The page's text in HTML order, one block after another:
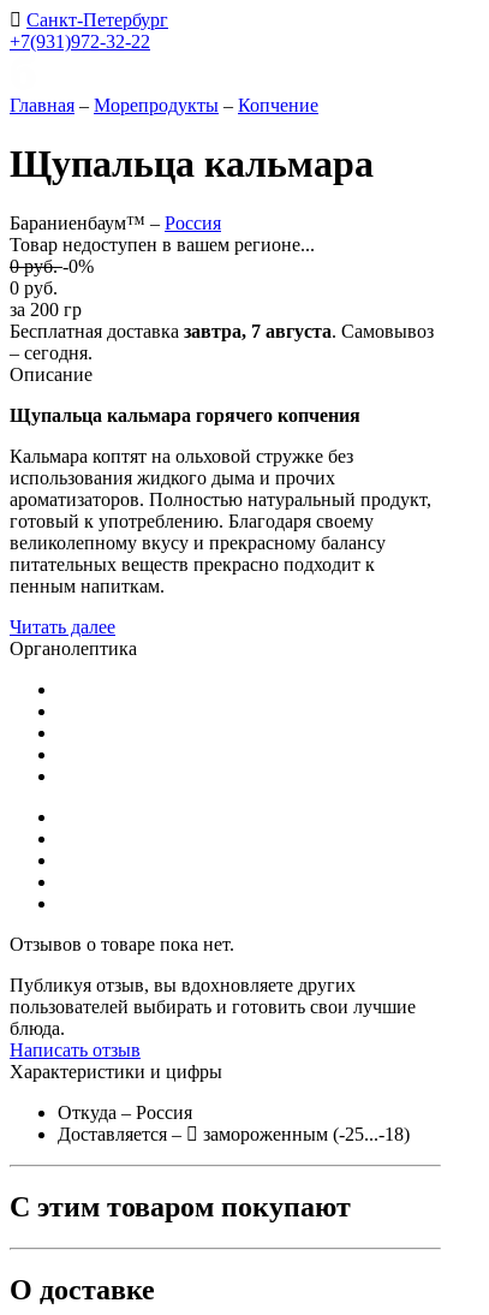
Санкт-Петербург
+7(931)972-32-22
Главная – Морепродукты – Копчение
Щупальца кальмара
Бараниенбаум™ – Россия
Товар недоступен в вашем регионе...
0руб.-0%
0 руб.
за 200 гр
Бесплатная доставка завтра, 7 августа. Самовывоз
– сегодня.
Описание
Щупальца кальмара горячего копчения
Кальмара коптят на ольховой стружке без
использования жидкого дыма и прочих
ароматизаторов. Полностью натуральный продукт,
готовый к употреблению. Благодаря своему
великолепному вкусу и прекрасному балансу
питательных веществ прекрасно подходит к
пенным напиткам.
Читать далее
Органолептика
Отзывов о товаре пока нет.
Публикуя отзыв, вы вдохновляете других
пользователей выбирать и готовить свои лучшие
блюда.
Написать отзыв
Характеристики и цифры
Откуда – Россия
Доставляется – замороженным (-25...-18)
С этим товаром покупают
О доставке